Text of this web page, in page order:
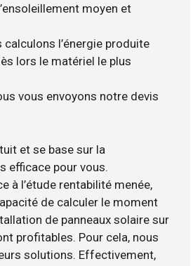
moyen et
calculons l’énergie produite
lors le matériel le plus
vous envoyons notre devis
et se base sur la
efficace pour vous.
à l’étude rentabilité menée,
de calculer le moment
de panneaux solaire sur
profitables. Pour cela, nous
solutions. Effectivement,